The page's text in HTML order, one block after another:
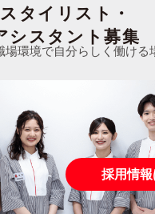
スタイリスト・
シスタント募集
場環境で自分らしく働ける
採用情